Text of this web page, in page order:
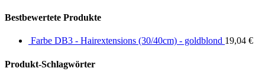
Bestbewertete Produkte
Farbe DB3 - Hairextensions (30/40cm) - goldblond 19,04 €
Produkt-Schlagwörter